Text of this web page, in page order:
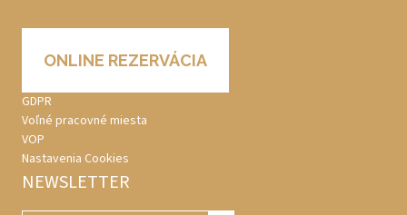
ONLINE REZERVÁCIA
GDPR
Voľné pracovné miesta
VOP
Nastavenia Cookies
NEWSLETTER